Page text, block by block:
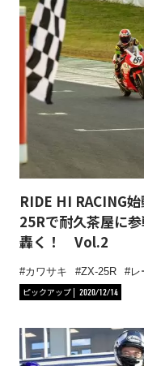
RIDE HI RACING
25Rで耐久茶屋に
轟く！ Vol.2
カワサキ ZX-25R
レ
ピックアップ
2020/12/14